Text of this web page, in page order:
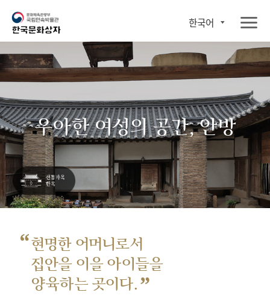
한국어
우아한 여성의 공간, 안방
“현명한 어머니로서
집안을 이을 아이들을
양육하는 곳이다. ”